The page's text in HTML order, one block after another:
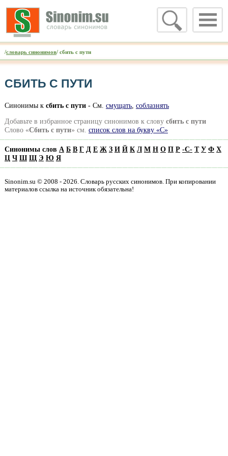
/словарь синонимов/ сбить с пути
СБИТЬ С ПУТИ
Синонимы к сбить с пути- См. смущать, соблазнять
Добавьте в избранное страницу синонимов к слову сбить с пути
Слово «Сбить с пути» см. список слов на букву «С»
Синонимы слов А Б В Г Д Е Ж З И Й К Л М Н О П Р -С- Т У Ф Х
Ц Ч Ш Щ Э Ю Я
Sinonim.su © 2008 - 2026. Словарь русских синонимов. При копировании
материалов ссылка на источник обязательна!